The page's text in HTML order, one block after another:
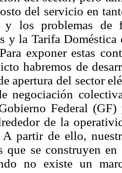
del servicio en
y los problemas de
y la Tarifa
exponer estas
habremos de
apertura del sector
negociación
Federal
de la
partir de ello,
que se construyen
no existe un